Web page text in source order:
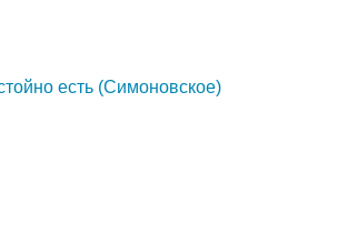
есть (Симоновское)